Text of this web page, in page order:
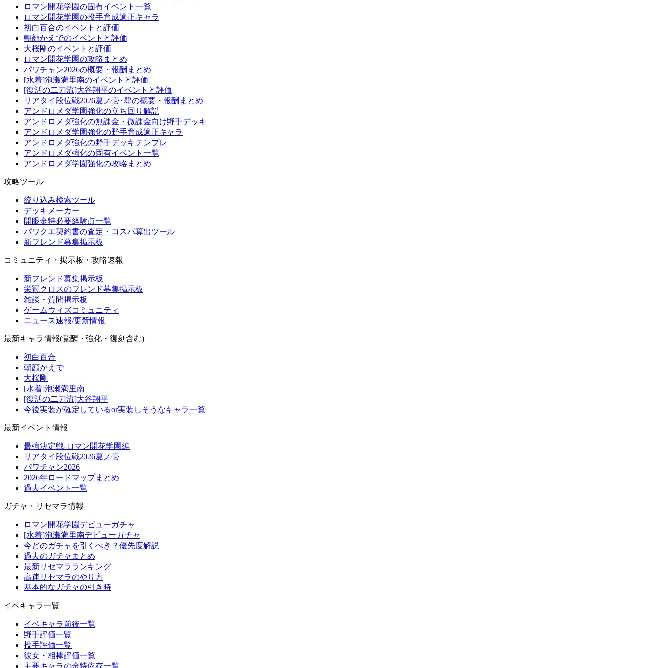
ロマン開花学園の固有イベント一覧
ロマン開花学園の投手育成適正キャラ
初白百合のイベントと評価
朝顔かえでのイベントと評価
大桜剛のイベントと評価
ロマン開花学園の攻略まとめ
パワチャン2026の概要・報酬まとめ
[水着]泡瀬満里南のイベントと評価
[復活の二刀流]大谷翔平のイベントと評価
リアタイ段位戦2026夏ノ壱~肆の概要・報酬まとめ
アンドロメダ学園強化の立ち回り解説
アンドロメダ強化の無課金・微課金向け野手デッキ
アンドロメダ学園強化の野手育成適正キャラ
アンドロメダ強化の野手デッキテンプレ
アンドロメダ強化の固有イベント一覧
アンドロメダ学園強化の攻略まとめ
攻略ツール
絞り込み検索ツール
デッキメーカー
開眼金特必要経験点一覧
パワクエ契約書の査定・コスパ算出ツール
新フレンド募集掲示板
コミュニティ・掲示板・攻略速報
新フレンド募集掲示板
栄冠クロスのフレンド募集掲示板
雑談・質問掲示板
ゲームウィズコミュニティ
ニュース速報/更新情報
最新キャラ情報(覚醒・強化・復刻含む)
初白百合
朝顔かえで
大桜剛
[水着]泡瀬満里南
[復活の二刀流]大谷翔平
今後実装が確定しているor実装しそうなキャラ一覧
最新イベント情報
最強決定戦-ロマン開花学園編
リアタイ段位戦2026夏ノ壱
パワチャン2026
2026年ロードマップまとめ
過去イベント一覧
ガチャ・リセマラ情報
ロマン開花学園デビューガチャ
[水着]泡瀬満里南デビューガチャ
今どのガチャを引くべき？優先度解説
過去のガチャまとめ
最新リセマラランキング
高速リセマラのやり方
基本的なガチャの引き時
イベキャラ一覧
イベキャラ前後一覧
野手評価一覧
投手評価一覧
彼女・相棒評価一覧
主要キャラの金特依存一覧